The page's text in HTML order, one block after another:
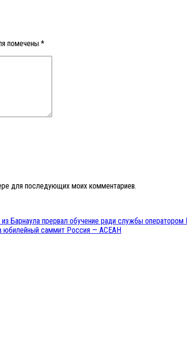
помечены *
для последующих моих комментариев.
Барнаула прервал обучение ради службы оператором
юбилейный саммит Россия — АСЕАН